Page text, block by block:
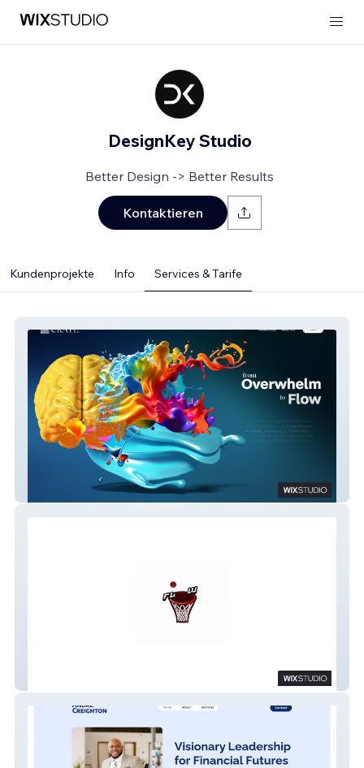
DesignKey Studio
Better Design -> Better Results
Kontaktieren
Kundenprojekte Info Services & Tarife
CRATE MIND